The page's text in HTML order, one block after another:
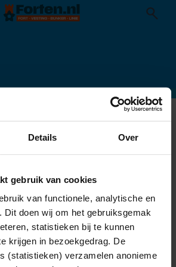
Details Over
gebruik van cookies
van functionele, analytische en
Dit doen wij om het gebruiksgemak
statistieken bij te kunnen
krijgen in bezoekgedrag. De
(statistieken) verzamelen anonieme